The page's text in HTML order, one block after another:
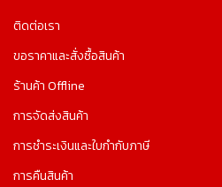
ติดต่อเรา
ขอราคาและสั่งซื้อสินค้า
ร้านค้า Offline
การจัดส่งสินค้า
การชำระเงินและใบกำกับภาษี
การคืนสินค้า